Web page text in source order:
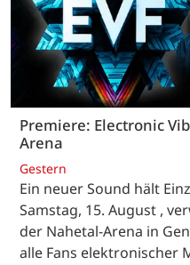
Premiere: Electronic
Arena
Gestern
Ein neuer Sound hält
Samstag, 15. August ,
der Nahetal-Arena in
alle Fans elektronischer